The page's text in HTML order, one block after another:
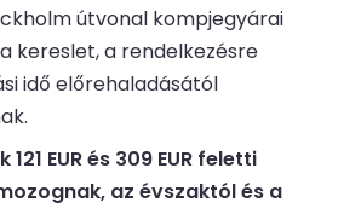
útvonal kompjegyárai
kereslet, a rendelkezésre
idő előrehaladásától
EUR és 309 EUR feletti
az évszaktól és a